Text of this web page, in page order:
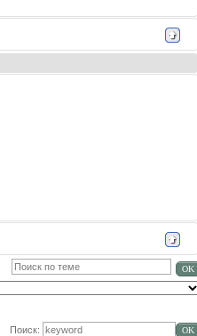
Поиск: